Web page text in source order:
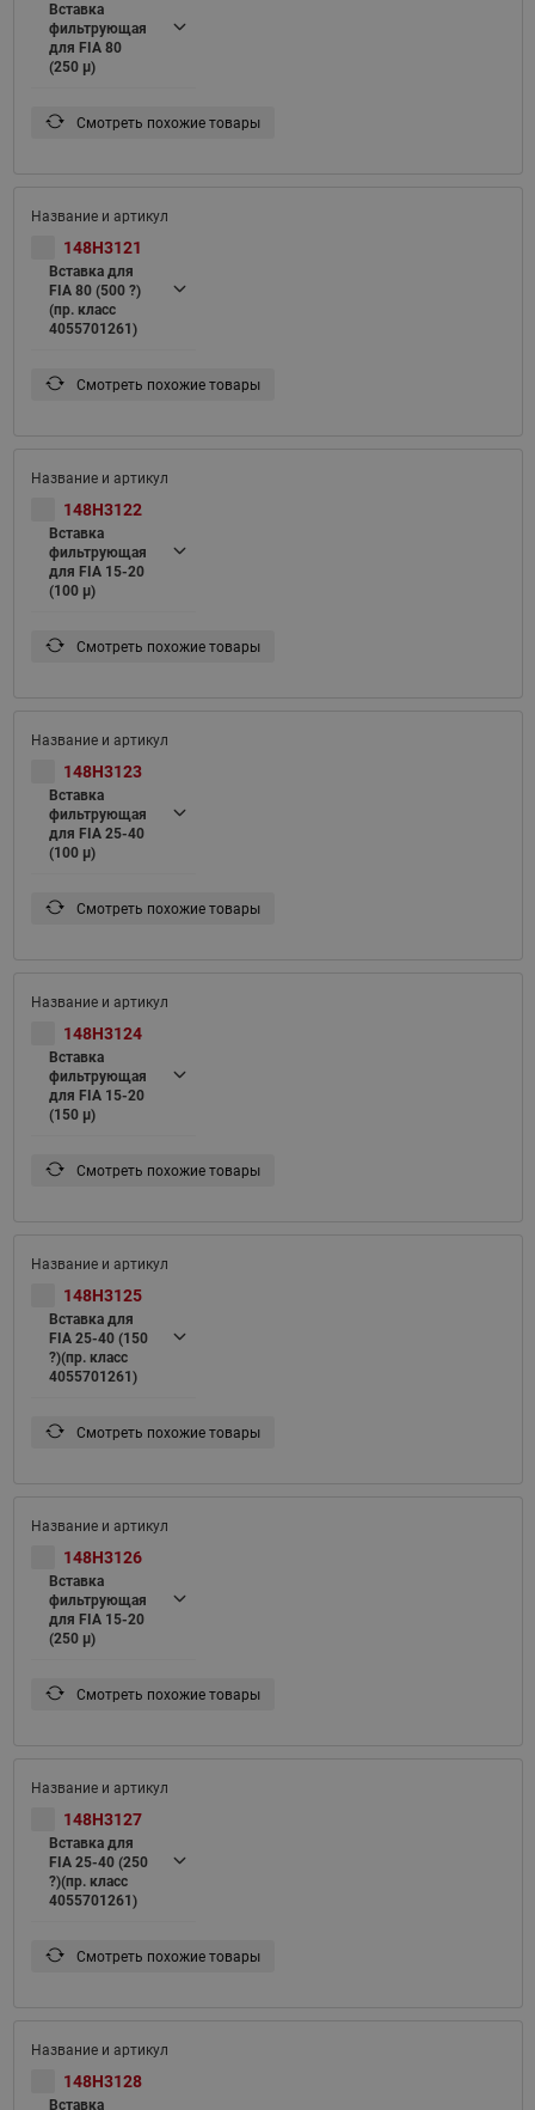
Вставка
фильтрующая
для FIA 80
(250 μ)
Смотреть похожие товары
148H3121
Вставка для
FIA 80 (500 ?)
(пр. класс
4055701261)
Смотреть похожие товары
148H3122
Вставка
фильтрующая
для FIA 15-20
(100 μ)
Смотреть похожие товары
148H3123
Вставка
фильтрующая
для FIA 25-40
(100 μ)
Смотреть похожие товары
148H3124
Вставка
фильтрующая
для FIA 15-20
(150 μ)
Смотреть похожие товары
148H3125
Вставка для
FIA 25-40 (150
?)(пр. класс
4055701261)
Смотреть похожие товары
148H3126
Вставка
фильтрующая
для FIA 15-20
(250 μ)
Смотреть похожие товары
148H3127
Вставка для
FIA 25-40 (250
?)(пр. класс
4055701261)
Смотреть похожие товары
148H3128
Вставка